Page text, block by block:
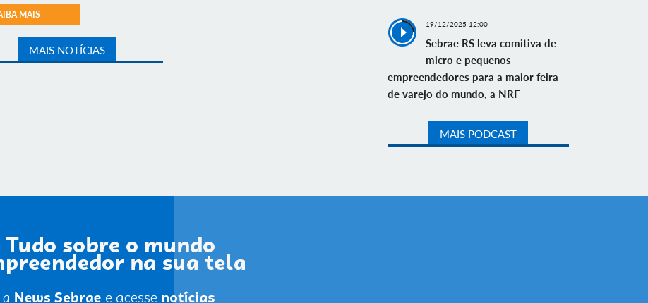
MAIS
MAIS NOTÍCIAS
19/12/2025 12:00
Sebrae RS leva comitiva de
micro e pequenos
empreendedores para a maior feira
de varejo do mundo, a NRF
MAIS PODCAST